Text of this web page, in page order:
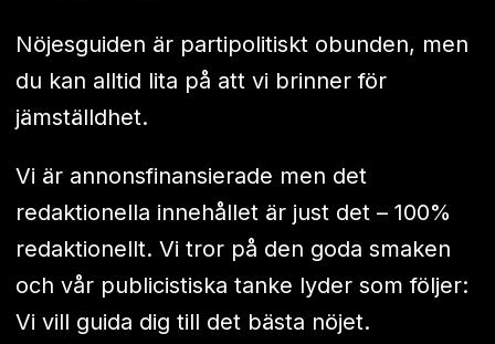
Nöjesguiden är partipolitiskt obunden, men
du kan alltid lita på att vi brinner för
jämställdhet.
Vi är annonsfinansierade men det
redaktionella innehållet är just det – 100%
redaktionellt. Vi tror på den goda smaken
och vår publicistiska tanke lyder som följer:
Vi vill guida dig till det bästa nöjet.